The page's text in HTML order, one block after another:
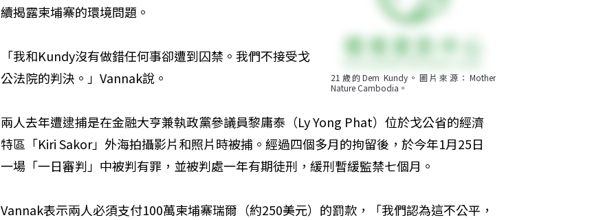
21歲的Dem Kundy。圖片來源：Mother
Nature Cambodia。
續揭露柬埔寨的環境問題。
「我和Kundy沒有做錯任何事卻遭到囚禁。我們不接受戈
公法院的判決。」Vannak說。
兩人去年遭逮捕是在金融大亨兼執政黨參議員黎庸泰（Ly Yong Phat）位於戈公省的經濟
特區「Kiri Sakor」外海拍攝影片和照片時被捕。經過四個多月的拘留後，於今年1月25日
一場「一日審判」中被判有罪，並被判處一年有期徒刑，緩刑暫緩監禁七個月。
Vannak表示兩人必須支付100萬柬埔寨瑞爾（約250美元）的罰款，「我們認為這不公平，